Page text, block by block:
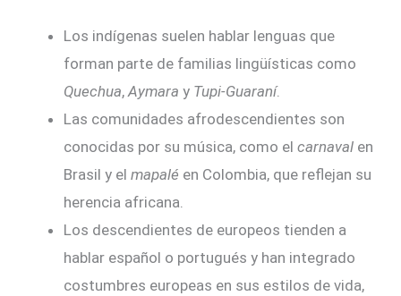
Los indígenas suelen hablar lenguas que
forman parte de familias lingüísticas como
Quechua,Aymara y Tupi-Guaraní.
Las comunidades afrodescendientes son
conocidas por su música, como el carnaval en
Brasil y el mapalé en Colombia, que reflejan su
herencia africana.
Los descendientes de europeos tienden a
hablar español o portugués y han integrado
costumbres europeas en sus estilos de vida,